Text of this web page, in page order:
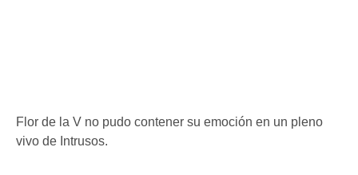
Flor de la V no pudo contener su emoción en un pleno
vivo de Intrusos.